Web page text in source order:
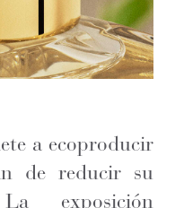
a ecoproducir
de reducir su
exposición